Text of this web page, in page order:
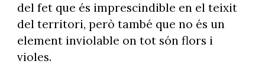
del fet que és imprescindible en el teixit
del territori, però també que no és un
element inviolable on tot són flors i
violes.